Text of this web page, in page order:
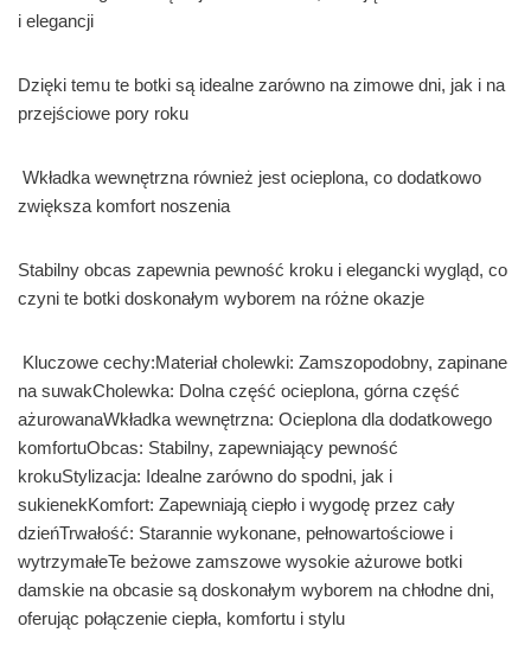
i elegancji
Dzięki temu te botki są idealne zarówno na zimowe dni, jak i na
przejściowe pory roku
Wkładka wewnętrzna również jest ocieplona, co dodatkowo
zwiększa komfort noszenia
Stabilny obcas zapewnia pewność kroku i elegancki wygląd, co
czyni te botki doskonałym wyborem na różne okazje
Kluczowe cechy:Materiał cholewki: Zamszopodobny, zapinane
na suwakCholewka: Dolna część ocieplona, górna część
ażurowanaWkładka wewnętrzna: Ocieplona dla dodatkowego
komfortuObcas: Stabilny, zapewniający pewność
krokuStylizacja: Idealne zarówno do spodni, jak i
sukienekKomfort: Zapewniają ciepło i wygodę przez cały
dzieńTrwałość: Starannie wykonane, pełnowartościowe i
wytrzymałeTe beżowe zamszowe wysokie ażurowe botki
damskie na obcasie są doskonałym wyborem na chłodne dni,
oferując połączenie ciepła, komfortu i stylu